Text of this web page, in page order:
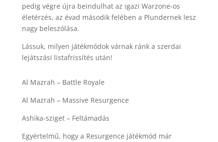
pedig végre újra beindulhat az igazi Warzone-os
életérzés, az évad második felében a Plundernek lesz
nagy beleszólása.
Lássuk, milyen játékmódok várnak ránk a szerdai
lejátszási listafrissítés után!
Al Mazrah – Battle Royale
Al Mazrah – Massive Resurgence
Ashika-sziget – Feltámadás
Egyértelmű, hogy a Resurgence játékmód már